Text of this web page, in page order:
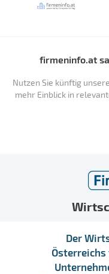
firmeninfo.at
Nutzen Sie künftig
mehr Einblick in
Der